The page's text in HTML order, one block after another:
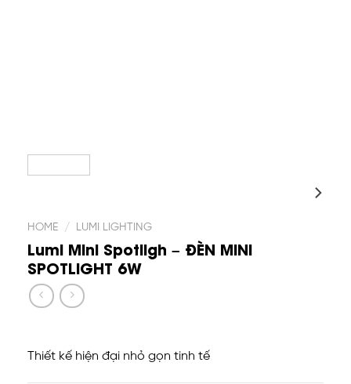
HOME / LUMI LIGHTING
Lumi Mini Spotligh – ĐÈN MINI
SPOTLIGHT 6W
Thiết kế hiện đại nhỏ gọn tinh tế